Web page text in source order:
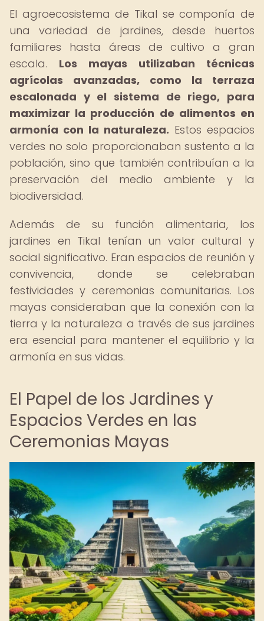
El agroecosistema de Tikal se componía de
una variedad de jardines, desde huertos
familiares hasta áreas de cultivo a gran
escala. Los mayas utilizaban técnicas
agrícolas avanzadas, como la terraza
escalonada y el sistema de riego, para
maximizar la producción de alimentos en
armonía con la naturaleza. Estos espacios
verdes no solo proporcionaban sustento a la
población, sino que también contribuían a la
preservación del medio ambiente y la
biodiversidad.
Además de su función alimentaria, los
jardines en Tikal tenían un valor cultural y
social significativo. Eran espacios de reunión y
convivencia, donde se celebraban
festividades y ceremonias comunitarias. Los
mayas consideraban que la conexión con la
tierra y la naturaleza a través de sus jardines
era esencial para mantener el equilibrio y la
armonía en sus vidas.
El Papel de los Jardines y
Espacios Verdes en las
Ceremonias Mayas